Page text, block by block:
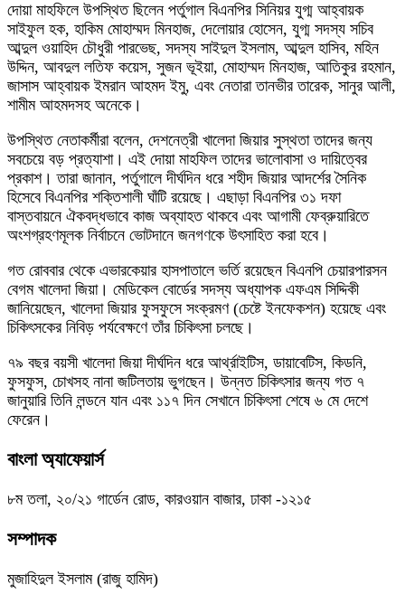
দোয়া মাহফিলে উপস্থিত ছিলেন পর্তুগাল বিএনপির সিনিয়র যুগ্ম আহ্বায়ক
সাইফুল হক, হাকিম মোহাম্মদ মিনহাজ, দেলোয়ার হোসেন, যুগ্ম সদস্য সচিব
আব্দুল ওয়াহিদ চৌধুরী পারভেছ, সদস্য সাইদুল ইসলাম, আব্দুল হাসিব, মহিন
উদ্দিন, আবদুল লতিফ কয়েস, সুজন ভূইয়া, মোহাম্মদ মিনহাজ, আতিকুর রহমান,
জাসাস আহ্বায়ক ইমরান আহমদ ইমু, এবং নেতারা তানভীর তারেক, সানুর আলী,
শামীম আহমদসহ অনেকে।
উপস্থিত নেতাকর্মীরা বলেন, দেশনেত্রী খালেদা জিয়ার সুস্থতা তাদের জন্য
সবচেয়ে বড় প্রত্যাশা। এই দোয়া মাহফিল তাদের ভালোবাসা ও দায়িত্বের
প্রকাশ। তারা জানান, পর্তুগালে দীর্ঘদিন ধরে শহীদ জিয়ার আদর্শের সৈনিক
হিসেবে বিএনপির শক্তিশালী ঘাঁটি রয়েছে। এছাড়া বিএনপির ৩১ দফা
বাস্তবায়নে ঐকবদ্ধভাবে কাজ অব্যাহত থাকবে এবং আগামী ফেব্রুয়ারিতে
অংশগ্রহণমূলক নির্বাচনে ভোটদানে জনগণকে উৎসাহিত করা হবে।
গত রোববার থেকে এভারকেয়ার হাসপাতালে ভর্তি রয়েছেন বিএনপি চেয়ারপারসন
বেগম খালেদা জিয়া। মেডিকেল বোর্ডের সদস্য অধ্যাপক এফএম সিদ্দিকী
জানিয়েছেন, খালেদা জিয়ার ফুসফুসে সংক্রমণ (চেষ্টে ইনফেকশন) হয়েছে এবং
চিকিৎসকের নিবিড় পর্যবেক্ষণে তাঁর চিকিৎসা চলছে।
৭৯ বছর বয়সী খালেদা জিয়া দীর্ঘদিন ধরে আর্থ্রাইটিস, ডায়াবেটিস, কিডনি,
ফুসফুস, চোখসহ নানা জটিলতায় ভুগছেন। উন্নত চিকিৎসার জন্য গত ৭
জানুয়ারি তিনি লন্ডনে যান এবং ১১৭ দিন সেখানে চিকিৎসা শেষে ৬ মে দেশে
ফেরেন।
বাংলা অ্যাফেয়ার্স
৮ম তলা, ২০/২১ গার্ডেন রোড, কারওয়ান বাজার, ঢাকা -১২১৫
সম্পাদক
মুজাহিদুল ইসলাম (রাজু হামিদ)